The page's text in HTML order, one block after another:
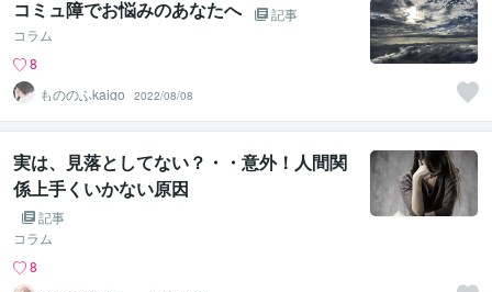
コミュ障でお悩みのあなたへ
記事
コラム
8
もののふkaigo
2022/08/08
実は、見落としてない？・・意外！人間関
係上手くいかない原因
記事
コラム
8